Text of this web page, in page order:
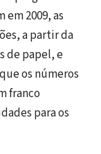
2009, as
a partir da
de papel, e
os números
franco
para os